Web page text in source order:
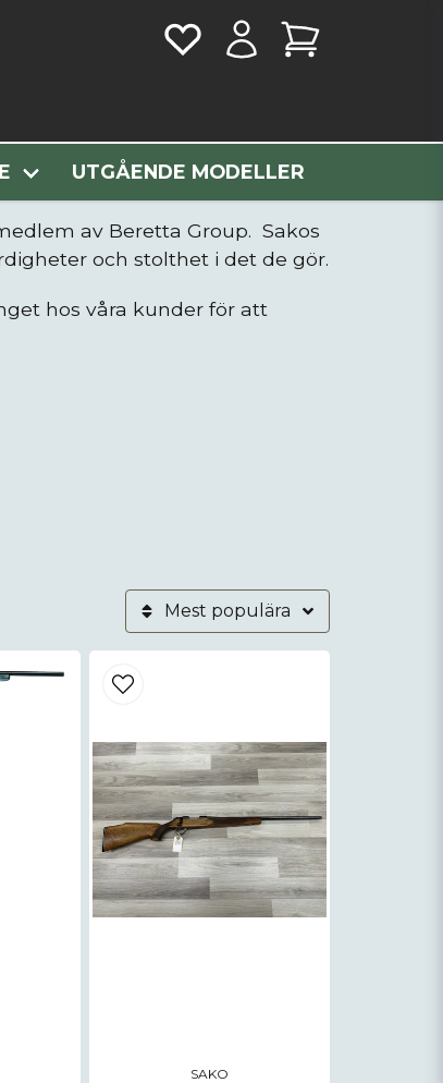
UTGÅENDE MODELLER
av Beretta Group. Sakos
och stolthet i det de gör.
hos våra kunder för att
Mest populära
SAKO